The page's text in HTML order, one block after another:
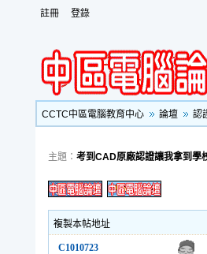
註冊 登錄
CCTC中區電腦教育中心 論壇 認
主題： 考到CAD原廠認證讓我拿到學
複製本帖地址
C1010723